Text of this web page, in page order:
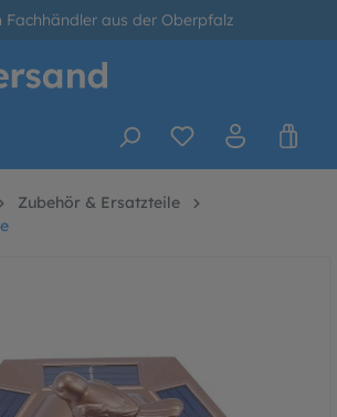
Fachhändler aus der Oberpfalz
30 Tage kostenlose Retoure
Zubehör & Ersatzteile